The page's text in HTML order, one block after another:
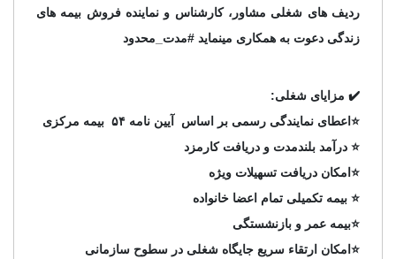
ردیف های شغلی مشاور، کارشناس و نماینده فروش بیمه های
زندگی دعوت به همکاری مینماید #مدت_محدود
✔️ مزایای شغلی:
⭐️اعطای نمایندگی رسمی بر اساس آیین نامه ۵۴ بیمه مرکزی
⭐️ درآمد بلندمدت و دریافت کارمزد
⭐️امکان دریافت تسهیلات ویژه
⭐️ بیمه تکمیلی تمام اعضا خانواده
⭐️بیمه عمر و بازنشستگی
⭐️امکان ارتقاء سریع جایگاه شغلی در سطوح سازمانی